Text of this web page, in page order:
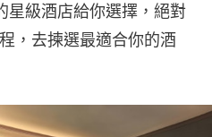
星級酒店給你選擇，絕對
，去揀選最適合你的酒